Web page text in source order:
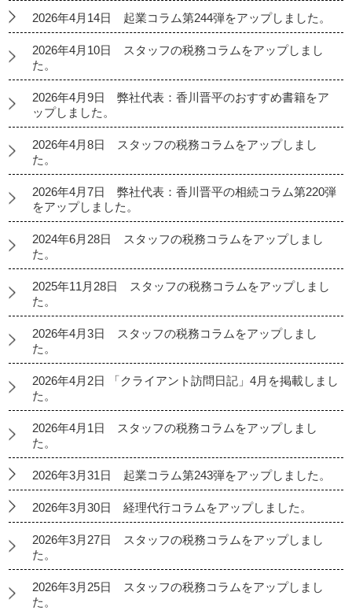
2026年4月14日 起業コラム第244弾をアップしました。
2026年4月10日 スタッフの税務コラムをアップしまし
た。
2026年4月9日 弊社代表：香川晋平のおすすめ書籍をア
ップしました。
2026年4月8日 スタッフの税務コラムをアップしまし
た。
2026年4月7日 弊社代表：香川晋平の相続コラム第220弾
をアップしました。
2024年6月28日 スタッフの税務コラムをアップしまし
た。
2025年11月28日 スタッフの税務コラムをアップしまし
た。
2026年4月3日 スタッフの税務コラムをアップしまし
た。
2026年4月2日 「クライアント訪問日記」4月を掲載しまし
た。
2026年4月1日 スタッフの税務コラムをアップしまし
た。
2026年3月31日 起業コラム第243弾をアップしました。
2026年3月30日 経理代行コラムをアップしました。
2026年3月27日 スタッフの税務コラムをアップしまし
た。
2026年3月25日 スタッフの税務コラムをアップしまし
た。